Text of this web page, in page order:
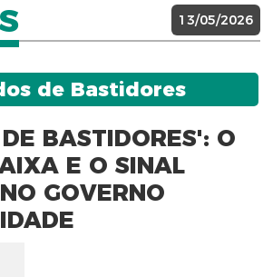
13/05/2026
de Bastidores
BASTIDORES': O
E O SINAL
GOVERNO